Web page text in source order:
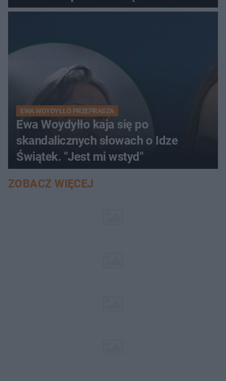
EWA WOYDYŁŁO PRZEPRASZA
Ewa Woydyłło kaja się po
skandalicznych słowach o Idze
Świątek. "Jest mi wstyd"
ZOBACZ WIĘCEJ